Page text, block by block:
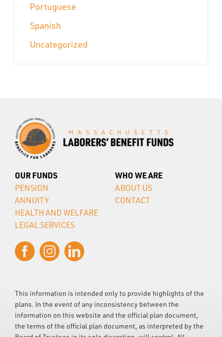
Portuguese
Spanish
Uncategorized
OUR FUNDS
PENSION
ANNUITY
HEALTH AND WELFARE
LEGAL SERVICES
WHO WE ARE
ABOUT US
CONTACT
This information is intended only to provide highlights of the
plans. In the event of any inconsistency between the
information on this website and the official plan document,
the terms of the official plan document, as interpreted by the